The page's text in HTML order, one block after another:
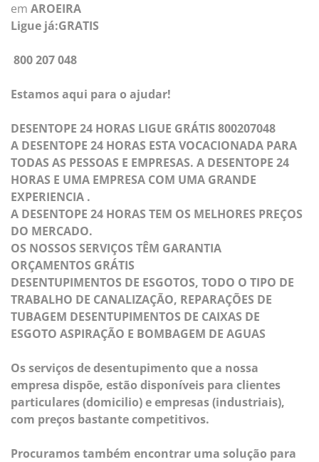
em AROEIRA
Ligue já:GRATIS
800 207 048
Estamos aqui para o ajudar!
DESENTOPE 24 HORAS LIGUE GRÁTIS 800207048
A DESENTOPE 24 HORAS ESTA VOCACIONADA PARA
TODAS AS PESSOAS E EMPRESAS. A DESENTOPE 24
HORAS E UMA EMPRESA COM UMA GRANDE
EXPERIENCIA .
A DESENTOPE 24 HORAS TEM OS MELHORES PREÇOS
DO MERCADO.
OS NOSSOS SERVIÇOS TÊM GARANTIA
ORÇAMENTOS GRÁTIS
DESENTUPIMENTOS DE ESGOTOS, TODO O TIPO DE
TRABALHO DE CANALIZAÇÃO, REPARAÇÕES DE
TUBAGEM DESENTUPIMENTOS DE CAIXAS DE
ESGOTO ASPIRAÇÃO E BOMBAGEM DE AGUAS
Os serviços de desentupimento que a nossa
empresa dispõe, estão disponíveis para clientes
particulares (domicilio) e empresas (industriais),
com preços bastante competitivos.
Procuramos também encontrar uma solução para